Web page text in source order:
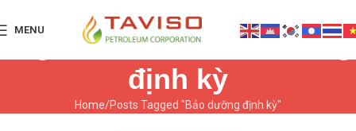
MENU
Tag Archives: Bảo dưỡng
định kỳ
Home Posts Tagged "Bảo dưỡng định kỳ"